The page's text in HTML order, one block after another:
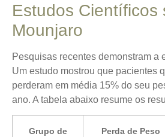
Estudos Científicos
Mounjaro
Pesquisas recentes demonstram a
Um estudo mostrou que pacientes
perderam em média 15% do seu
ano. A tabela abaixo resume os
Grupo de
Perda de Peso